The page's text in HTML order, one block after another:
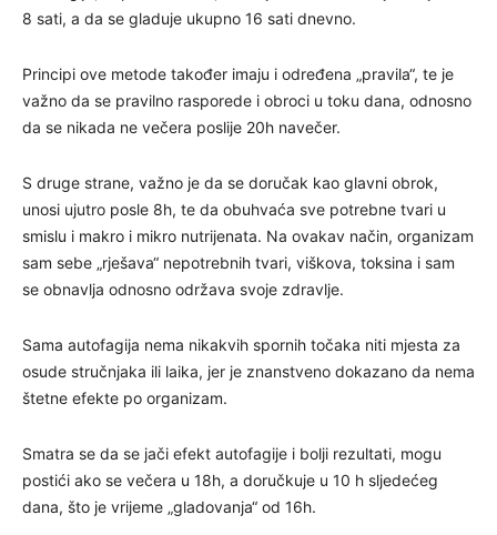
8 sati, a da se gladuje ukupno 16 sati dnevno.
Principi ove metode također imaju i određena „pravila“, te je
važno da se pravilno rasporede i obroci u toku dana, odnosno
da se nikada ne večera poslije 20h navečer.
S druge strane, važno je da se doručak kao glavni obrok,
unosi ujutro posle 8h, te da obuhvaća sve potrebne tvari u
smislu i makro i mikro nutrijenata. Na ovakav način, organizam
sam sebe „rješava“ nepotrebnih tvari, viškova, toksina i sam
se obnavlja odnosno održava svoje zdravlje.
Sama autofagija nema nikakvih spornih točaka niti mjesta za
osude stručnjaka ili laika, jer je znanstveno dokazano da nema
štetne efekte po organizam.
Smatra se da se jači efekt autofagije i bolji rezultati, mogu
postići ako se večera u 18h, a doručkuje u 10 h sljedećeg
dana, što je vrijeme „gladovanja“ od 16h.